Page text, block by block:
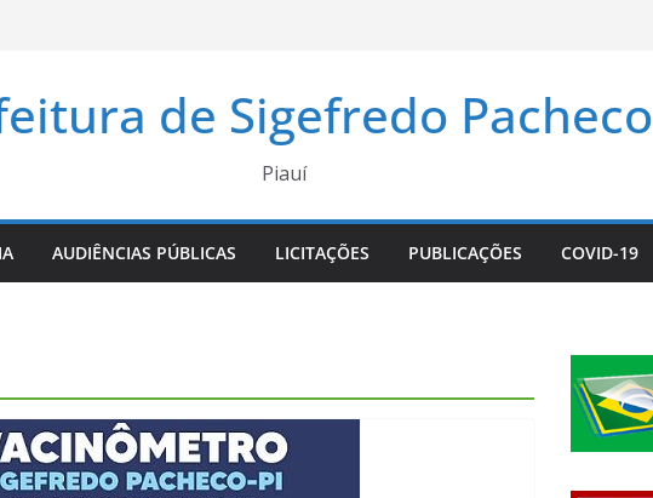
de Sigefredo Pacheco
Piauí
AUDIÊNCIAS PÚBLICAS LICITAÇÕES PUBLICAÇÕES COVID-19